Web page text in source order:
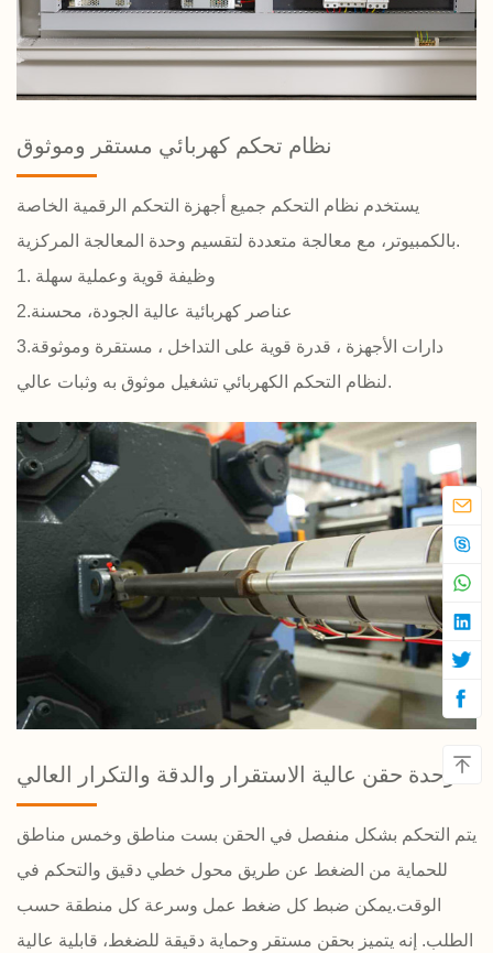
نظام تحكم كهربائي مستقر وموثوق
يستخدم نظام التحكم جميع أجهزة التحكم الرقمية الخاصة
بالكمبيوتر، مع معالجة متعددة لتقسيم وحدة المعالجة المركزية.
1. وظيفة قوية وعملية سهلة
2.عناصر كهربائية عالية الجودة، محسنة
3.دارات الأجهزة ، قدرة قوية على التداخل ، مستقرة وموثوقة
لنظام التحكم الكهربائي تشغيل موثوق به وثبات عالي.
وحدة حقن عالية الاستقرار والدقة والتكرار العالي
يتم التحكم بشكل منفصل في الحقن بست مناطق وخمس مناطق
للحماية من الضغط عن طريق محول خطي دقيق والتحكم في
الوقت.يمكن ضبط كل ضغط عمل وسرعة كل منطقة حسب
الطلب. إنه يتميز بحقن مستقر وحماية دقيقة للضغط، قابلية عالية